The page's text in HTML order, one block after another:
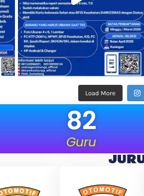
Load More
Guru
82